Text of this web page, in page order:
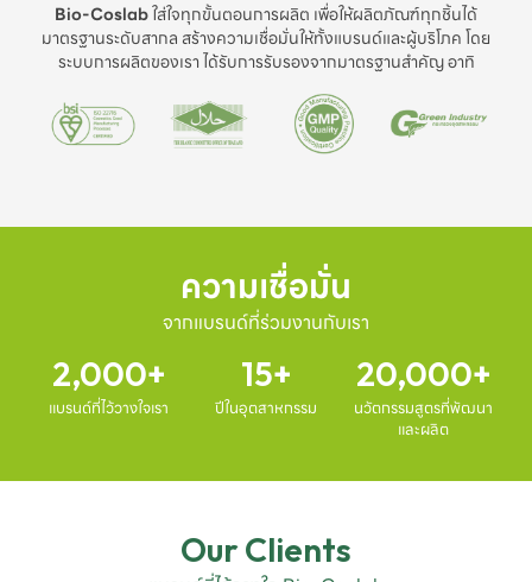
Bio-Coslabใส่ใจทุกขั้นตอนการผลิต เพื่อให้ผลิตภัณฑ์ทุกชิ้นได้
มาตรฐานระดับสากล สร้างความเชื่อมั่นให้ทั้งแบรนด์และผู้บริโภค โดย
ระบบการผลิตของเรา ได้รับการรับรองจากมาตรฐานสำคัญ อาทิ
ความเชื่อมั่น
จากแบรนด์ที่ร่วมงานกับเรา
2,000
แบรนด์ที่ไว้วางใจเรา
15
ปีในอุตสาหกรรม
20,000
นวัตกรรมสูตรที่พัฒนา
และผลิต
Our Clients